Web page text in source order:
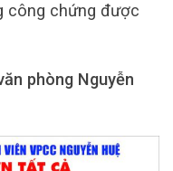
công chứng được
phòng Nguyễn